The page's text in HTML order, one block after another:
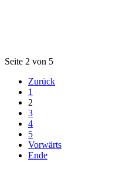
Seite 2 von 5
Zurück
1
2
3
4
5
Vorwärts
Ende